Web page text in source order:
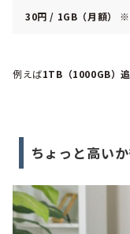
30円 / 1GB（月額） ※
例えば1TB（1000GB）
ちょっと高い